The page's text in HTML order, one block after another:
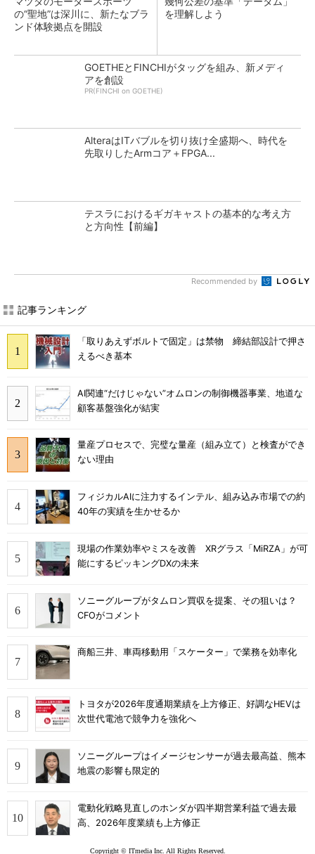
の“聖地”は深川に、新たなブラ
ンド体験拠点を開設
を理解しよう
GOETHEとFINCHIがタッグを組み、新メディ
アを創設
PR(FINCHI on GOETHE)
AlteraはITバブルを切り抜け全盛期へ、時代を
先取りしたArmコア＋FPGA...
テスラにおけるギガキャストの基本的な考え方
と方向性【前編】
Recommended by
記事ランキング
「取りあえずボルトで固定」は禁物 締結部設計で押さ
えるべき基本
AI関連“だけじゃない”オムロンの制御機器事業、地道な
顧客基盤強化が結実
量産プロセスで、完璧な量産（組み立て）と検査ができ
ない理由
フィジカルAIに注力するインテル、組み込み市場での約
40年の実績を生かせるか
現場の作業効率やミスを改善 XRグラス「MiRZA」が可
能にするピッキングDXの未来
ソニーグループがタムロン買収を提案、その狙いは？
CFOがコメント
商船三井、車両移動用「スケーター」で業務を効率化
トヨタが2026年度通期業績を上方修正、好調なHEVは
次世代電池で競争力を強化へ
ソニーグループはイメージセンサーが過去最高益、熊本
地震の影響も限定的
電動化戦略見直しのホンダが四半期営業利益で過去最
高、2026年度業績も上方修正
Copyright © ITmedia Inc. All Rights Reserved.